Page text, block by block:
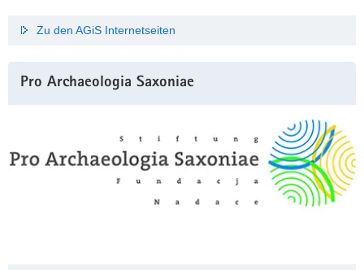
Zu den AGiS Internetseiten
Pro Archaeologia Saxoniae